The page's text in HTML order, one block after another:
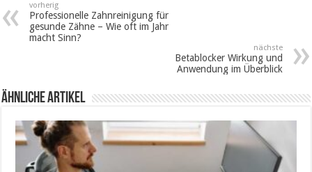
vorherig
Professionelle Zahnreinigung für
gesunde Zähne – Wie oft im Jahr
macht Sinn?
nächste
Betablocker Wirkung und
Anwendung im Überblick
ähnliche Artikel